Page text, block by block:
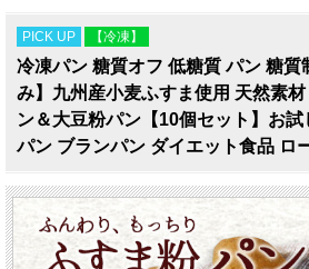
PICK UP 【冷凍】
冷凍パン 糖質オフ 低糖質 パン 糖質
み】九州産小麦ふすま使用 天然素
ン＆大豆粉パン【10個セット】お試
パン ブランパン ダイエット食品 ロ